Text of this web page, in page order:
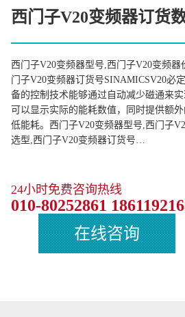
西门子V20变频器订货
西门子V20变频器型号,西门子V20变频
门子V20变频器订货号SINAMICSV20必
备的控制技术能够通过自动减少磁通来
可以显示实际的能耗数值，同时提供额
低能耗。西门子V20变频器型号,西门子
选型,西门子V20变频器订货号…
24小时免费咨询热线
010-80252861
在线咨询